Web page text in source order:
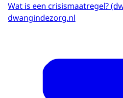
Wat is een crisismaatregel?
dwangindezorg.nl